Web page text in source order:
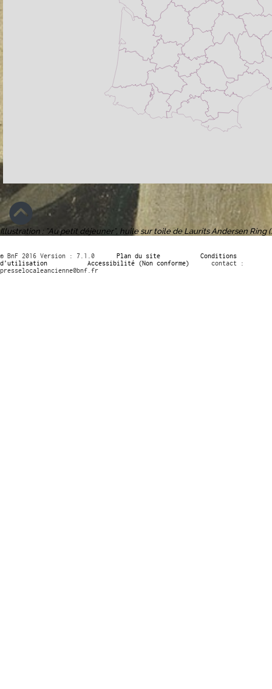
Illustration : "Au petit déjeuner", huile sur toile de Laurits Andersen Ring
© BnF 2016 Version : 7.1.0 Plan du site
Conditions
d’utilisation
Accessibilité (Non conforme)
contact :
presselocaleancienne@bnf.fr